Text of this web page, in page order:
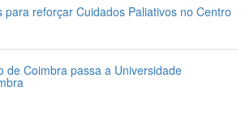
para reforçar Cuidados Paliativos no Centro
de Coimbra passa a Universidade